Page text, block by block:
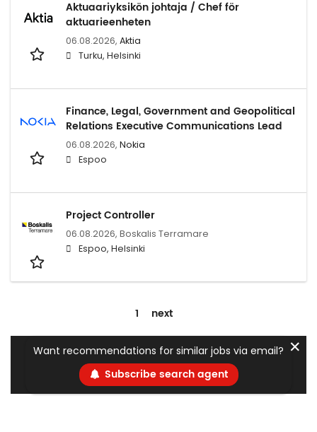
Aktuaariyksikön johtaja / Chef för
aktuarieenheten
06.08.2026, Aktia
Turku, Helsinki
Finance, Legal, Government and Geopolitical
Relations Executive Communications Lead
06.08.2026, Nokia
Espoo
Project Controller
06.08.2026, Boskalis Terramare
Espoo, Helsinki
1 next
Want recommendations for similar jobs via email?
Subscribe search agent
✕